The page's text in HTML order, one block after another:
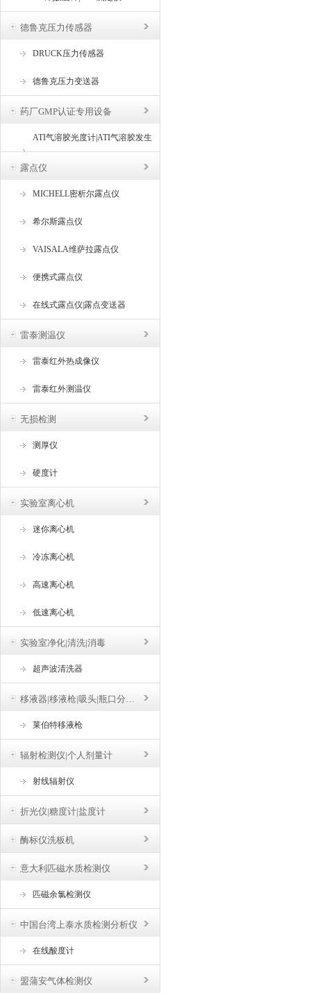
德鲁克压力传感器
DRUCK压力传感器
德鲁克压力变送器
药厂GMP认证专用设备
ATI气溶胶光度计|ATI气溶胶发生
器
露点仪
MICHELL密析尔露点仪
希尔斯露点仪
VAISALA维萨拉露点仪
便携式露点仪
在线式露点仪|露点变送器
雷泰测温仪
雷泰红外热成像仪
雷泰红外测温仪
无损检测
测厚仪
硬度计
实验室离心机
迷你离心机
冷冻离心机
高速离心机
低速离心机
实验室净化|清洗|消毒
超声波清洗器
移液器|移液枪|吸头|瓶口分液器
莱伯特移液枪
辐射检测仪|个人剂量计
射线辐射仪
折光仪|糖度计|盐度计
酶标仪洗板机
意大利匹磁水质检测仪
匹磁余氯检测仪
中国台湾上泰水质检测分析仪
在线酸度计
盟蒲安气体检测仪